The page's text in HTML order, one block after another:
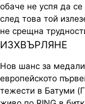
обаче не успя да
след това той
не срещна
ИЗХВЪРЛЯНЕ
Нов шанс за
европейското
тежести в Батуми